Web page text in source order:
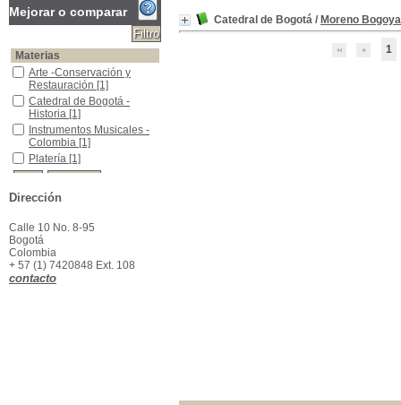
Catedral de Bogotá / Moreno
1
Mejorar o comparar
Materias
Arte -Conservación y Restauración
Arte -Conservación y
Restauración [1]
Catedral de Bogotá -Historia
Catedral de Bogotá -
Historia [1]
Instrumentos Musicales - Colombia
Instrumentos Musicales -
Colombia [1]
PlateríaPlatería [1]
Dirección
Calle 10 No. 8-95
Bogotá
Colombia
+ 57 (1) 7420848 Ext. 108
contacto